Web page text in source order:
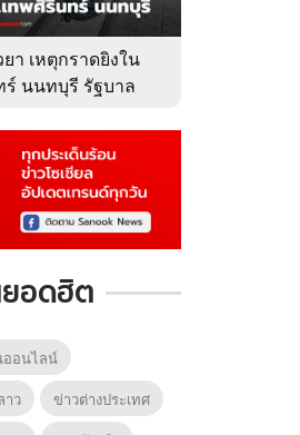
ยา เหตุกราดยิงใน
ร์ นนทบุรี รัฐบาล
อดฮิต
ออนไลน์
าว
ข่าวต่างประเทศ